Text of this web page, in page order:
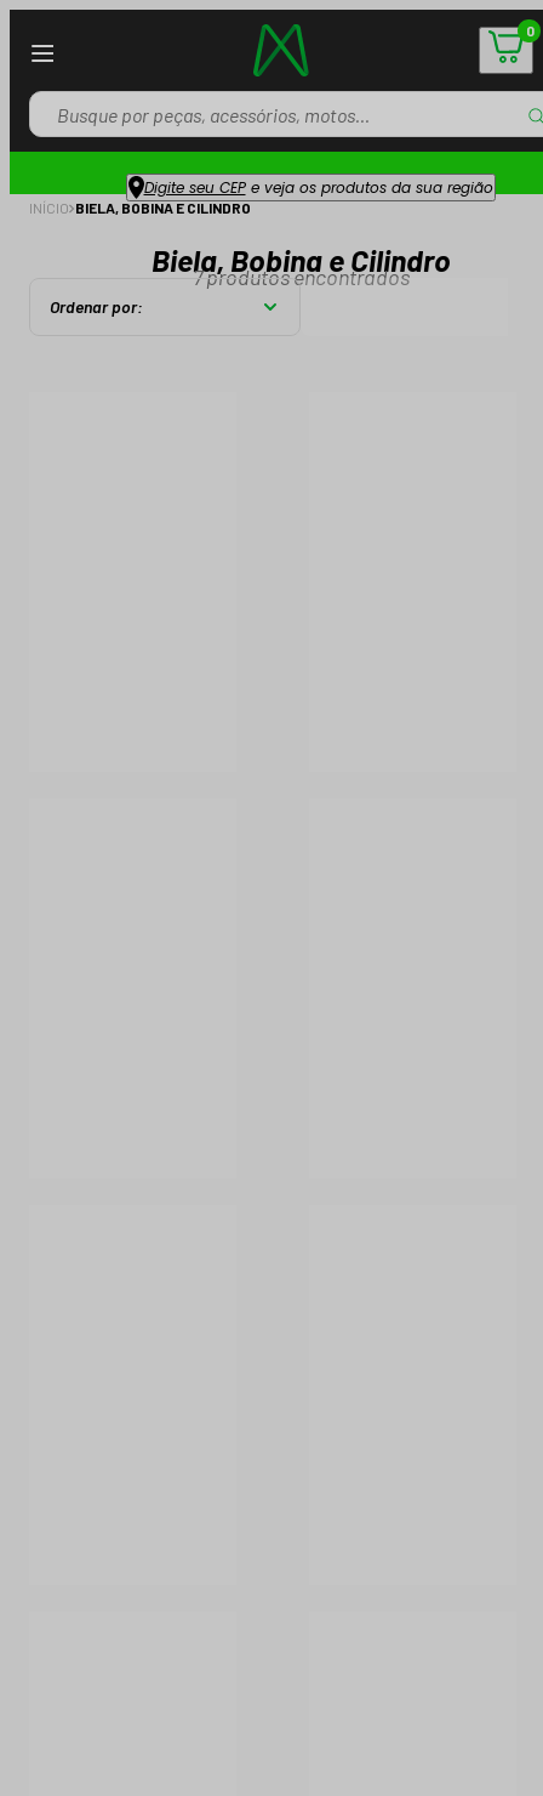
0
Digite seu CEPe veja os produtos da sua região
INÍCIO BIELA, BOBINA E CILINDRO
Biela, Bobina e Cilindro
7produtos encontrados
Ordenar por: